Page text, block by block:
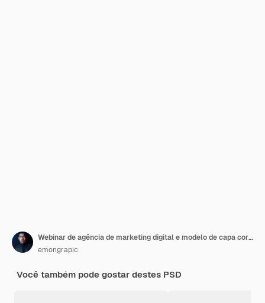
Webinar de agência de marketing digital e modelo de capa corporativa do Facebook
emongrapic
Você também pode gostar destes PSD